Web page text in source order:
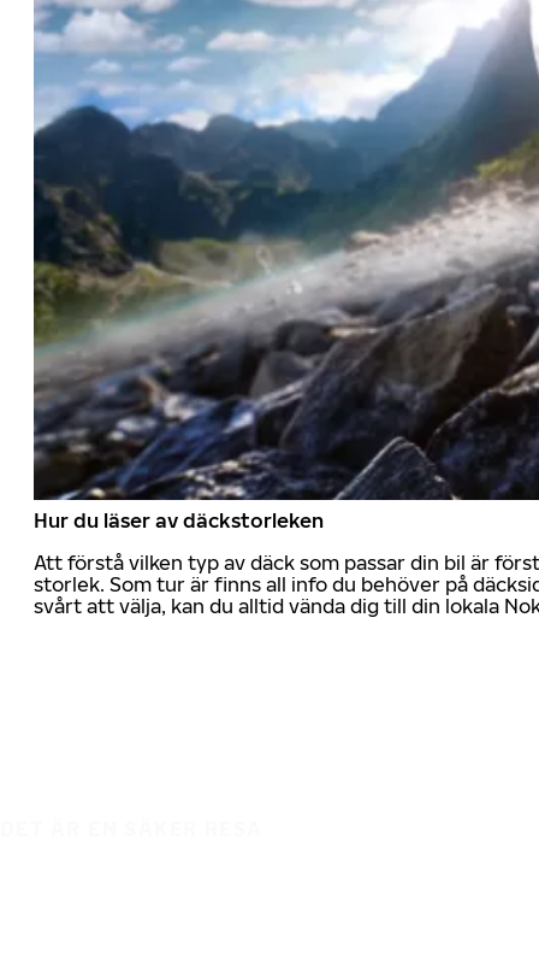
Hur du läser av däckstorleken
Att förstå vilken typ av däck som passar din bil är
storlek. Som tur är finns all info du behöver på
svårt att välja, kan du alltid vända dig till din lokala